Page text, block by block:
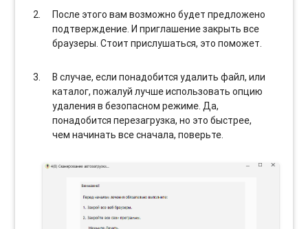
После этого вам возможно будет предложено
подтверждение. И приглашение закрыть все
браузеры. Стоит прислушаться, это поможет.
В случае, если понадобится удалить файл, или
каталог, пожалуй лучше использовать опцию
удаления в безопасном режиме. Да,
понадобится перезагрузка, но это быстрее,
чем начинать все сначала, поверьте.